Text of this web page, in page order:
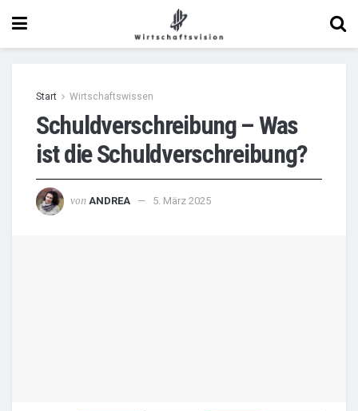
Start Wirtschaftswissen
Schuldverschreibung – Was
ist die Schuldverschreibung?
von ANDREA 5. März 2025